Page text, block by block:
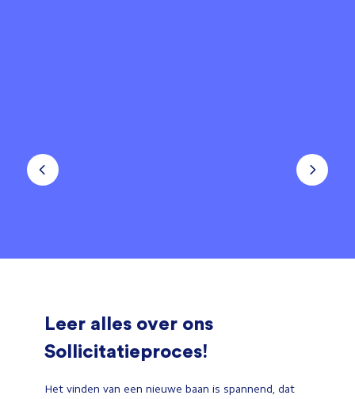
Leer alles over ons
Sollicitatieproces!
Het vinden van een nieuwe baan is spannend, dat